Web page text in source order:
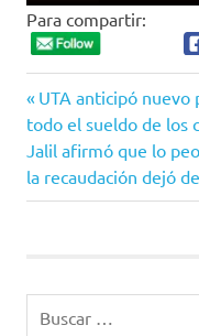
Para compartir:
Navegación
de
entradas
Entrada
anterior:
UTA anticipó nuevo
todo el sueldo de los
Siguiente
entrada:
Jalil afirmó que lo
la recaudación dejó